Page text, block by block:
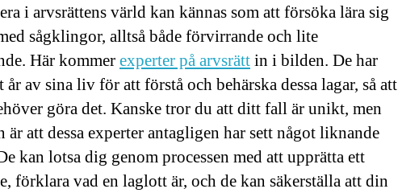
i arvsrättens värld kan kännas som att försöka lära sig
sågklingor, alltså både förvirrande och lite
Här kommerexperter på arvsrättin i bilden. De har
av sina liv för att förstå och behärska dessa lagar, så att
göra det. Kanske tror du att ditt fall är unikt, men
är att dessa experter antagligen har sett något liknande
kan lotsa dig genom processen med att upprätta ett
förklara vad en laglott är, och de kan säkerställa att din